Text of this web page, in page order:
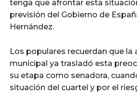
tenga que afrontar esta
previsión del Gobierno de
Hernández.
Los populares recuerdan que la
municipal ya trasladó esta
su etapa como senadora,
situación del cuartel y por el